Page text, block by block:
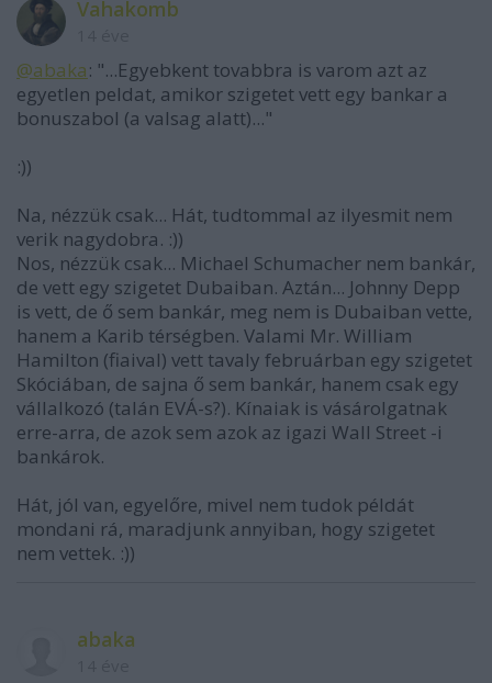
Vahakomb
@abaka: "...Egyebkent tovabbra is varom azt az
egyetlen peldat, amikor szigetet vett egy bankar a
bonuszabol (a valsag alatt)..."
:))
Na, nézzük csak... Hát, tudtommal az ilyesmit nem
verik nagydobra. :))
Nos, nézzük csak... Michael Schumacher nem bankár,
de vett egy szigetet Dubaiban. Aztán... Johnny Depp
is vett, de ő sem bankár, meg nem is Dubaiban vette,
hanem a Karib térségben. Valami Mr. William
Hamilton (fiaival) vett tavaly februárban egy szigetet
Skóciában, de sajna ő sem bankár, hanem csak egy
vállalkozó (talán EVÁ-s?). Kínaiak is vásárolgatnak
erre-arra, de azok sem azok az igazi Wall Street -i
bankárok.
Hát, jól van, egyelőre, mivel nem tudok példát
mondani rá, maradjunk annyiban, hogy szigetet
nem vettek. :))
abaka